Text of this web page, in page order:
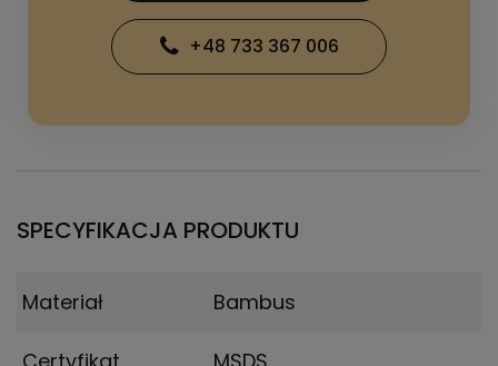
+48 733 367 006
SPECYFIKACJA PRODUKTU
Materiał Bambus